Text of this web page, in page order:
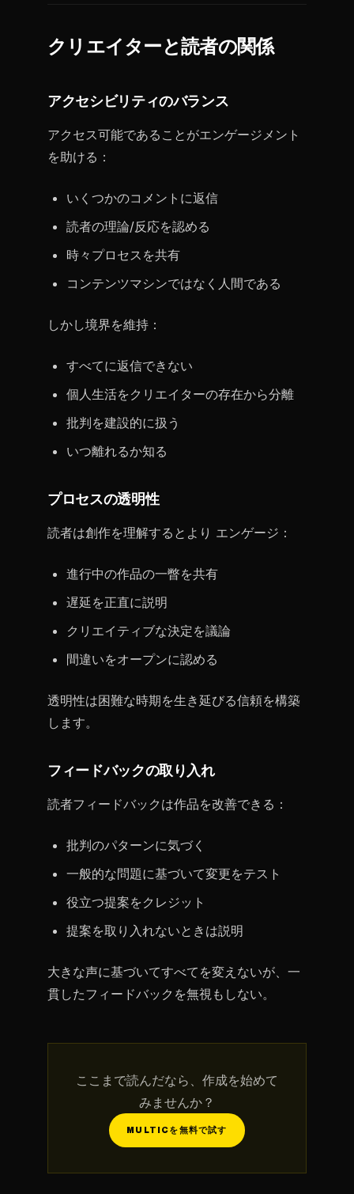
クリエイターと読者の関係
アクセシビリティのバランス
アクセス可能であることがエンゲージメント
を助ける：
いくつかのコメントに返信
読者の理論/反応を認める
時々プロセスを共有
コンテンツマシンではなく人間である
しかし境界を維持：
すべてに返信できない
個人生活をクリエイターの存在から分離
批判を建設的に扱う
いつ離れるか知る
プロセスの透明性
読者は創作を理解するとより エンゲージ：
進行中の作品の一瞥を共有
遅延を正直に説明
クリエイティブな決定を議論
間違いをオープンに認める
透明性は困難な時期を生き延びる信頼を構築
します。
フィードバックの取り入れ
読者フィードバックは作品を改善できる：
批判のパターンに気づく
一般的な問題に基づいて変更をテスト
役立つ提案をクレジット
提案を取り入れないときは説明
大きな声に基づいてすべてを変えないが、一
貫したフィードバックを無視もしない。
ここまで読んだなら、作成を始めて
みませんか？
MULTICを無料で試す